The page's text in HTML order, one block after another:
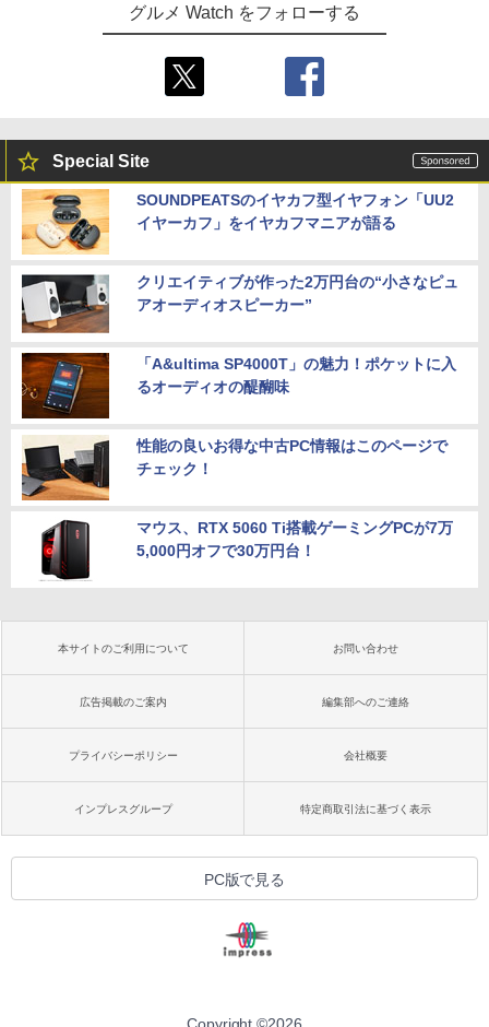
グルメ Watch をフォローする
Special Site
SOUNDPEATSのイヤカフ型イヤフォン「UU2
イヤーカフ」をイヤカフマニアが語る
クリエイティブが作った2万円台の“小さなピュ
アオーディオスピーカー”
「A&ultima SP4000T」の魅力！ポケットに入
るオーディオの醍醐味
性能の良いお得な中古PC情報はこのページで
チェック！
マウス、RTX 5060 Ti搭載ゲーミングPCが7万
5,000円オフで30万円台！
本サイトのご利用について お問い合わせ
広告掲載のご案内 編集部へのご連絡
プライバシーポリシー 会社概要
インプレスグループ 特定商取引法に基づく表示
PC版で見る